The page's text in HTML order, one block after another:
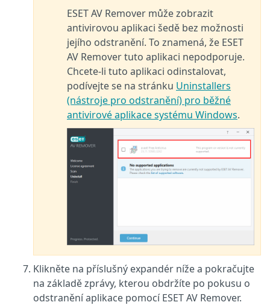
ESET AV Remover může zobrazit
antivirovou aplikaci šedě bez možnosti
jejího odstranění. To znamená, že ESET
AV Remover tuto aplikaci nepodporuje.
Chcete-li tuto aplikaci odinstalovat,
podívejte se na stránku Uninstallers
(nástroje pro odstranění) pro běžné
antivirové aplikace systému Windows.
Klikněte na příslušný expandér níže a pokračujte
na základě zprávy, kterou obdržíte po pokusu o
odstranění aplikace pomocí ESET AV Remover.